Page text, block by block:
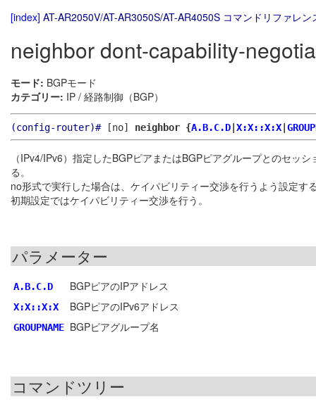
[index] AT-AR2050V/AT-AR3050S/AT-AR4050S コマンドリファレン
neighbor dont-capability-
モード: BGPモード
カテゴリー: IP / 経路制御（BGP）
(config-router)#[no] neighbor {A.B.C.D X:X::X:X
（IPv4/IPv6）指定したBGPピアまたはBGPピアグループとのセッ
る。
no形式で実行した場合は、ケイパビリティー交渉を行うよう設定す
初期設定ではケイパビリティー交渉を行う。
パラメーター
A.B.C.D BGPピアのIPアドレス
X:X::X:X BGPピアのIPv6アドレス
GROUPNAME BGPピアグループ名
コマンドツリー